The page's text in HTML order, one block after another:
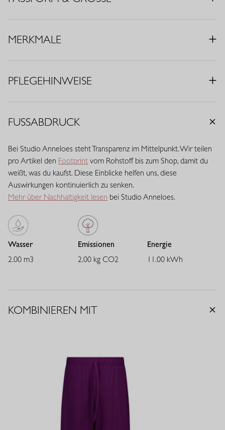
• Elastischer Bund
luftigste Variante und fühlt sich leicht und geschmeidig auf der
Haut an. Dank seiner atmungsaktiven Qualität, der
Stretchkomforts bewegt sich dieser Stoff mühelos mit. Eine feine,
leichte Qualität mit eleganter Optik, die den ganzen Tag ihre Form
behält.
MERKMALE
PFLEGEHINWEISE
FUSSABDRUCK
Bei Studio Anneloes steht Transparenz im Mittelpunkt. Wir teilen
pro Artikel den Footprint vom Rohstoff bis zum Shop, damit du
weißt, was du kaufst. Diese Einblicke helfen uns, diese
Auswirkungen kontinuierlich zu senken.
Mehr über Nachhaltigkeit lesen bei Studio Anneloes.
Wasser
2.00 m3
Emissionen
2.00 kg CO2
Energie
11.00 kWh
KOMBINIEREN MIT